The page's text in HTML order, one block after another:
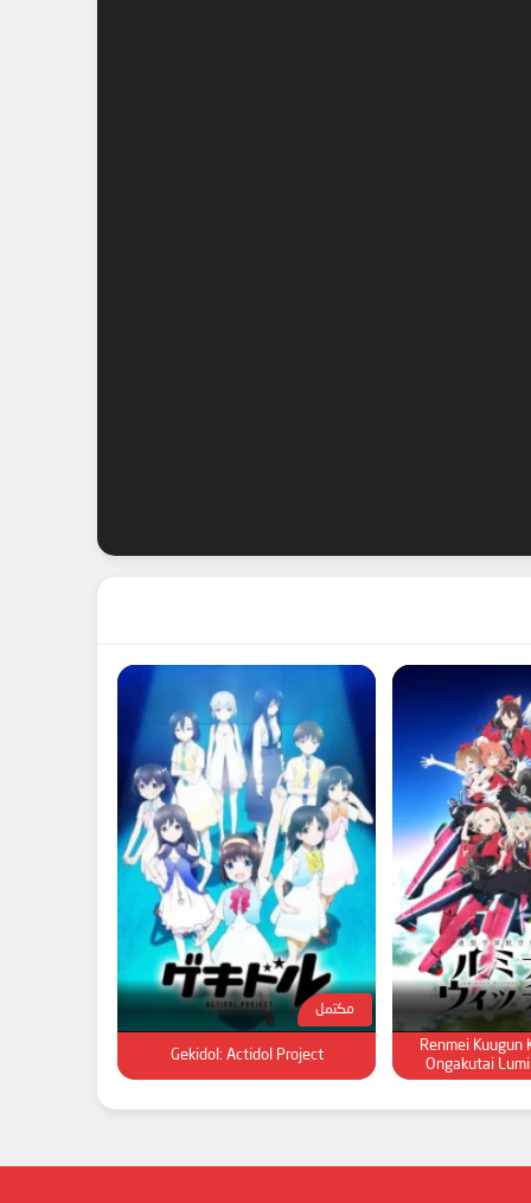
Renmei Kuugun
Ongakutai
مكتمل
Gekidol: Actidol Project